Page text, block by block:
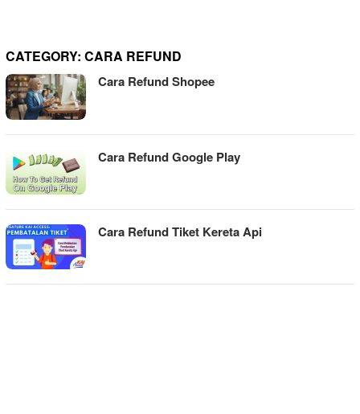
CATEGORY: CARA REFUND
Cara Refund Shopee
Cara Refund Google Play
Cara Refund Tiket Kereta Api